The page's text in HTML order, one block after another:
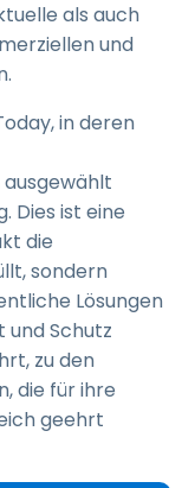
als auch
und
in deren
Dies ist eine
die
sondern
Lösungen
und Schutz
zu den
die für ihre
geehrt